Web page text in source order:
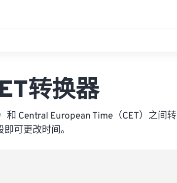
转换器
和 Central European Time（CET）之间转
可更改时间。